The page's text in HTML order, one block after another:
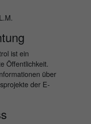
ist ein
Öffentlichkeit.
über
der E-